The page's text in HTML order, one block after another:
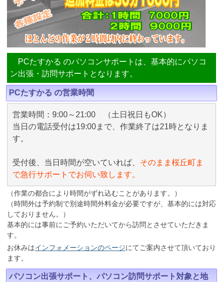
PCたすかる のパソコンサポートは、基本的にパソコ
ン出張・訪問サポートとなります。
PCたすかる の営業時間
営業時間：9:00～21:00 （土日祝日もOK）
当日の電話受付は19:00まで、作業終了は21時となりま
す。
受付後、当日時間が空いていれば、 そのまま桜丘町ま
で急行サポートでお伺い致します。
（作業の都合により時間がずれ込むことがあります。）
（時間外は予約制で別途時間外料金が必要ですが、基本的には対応
しておりません。）
基本的には事前にご予約いただいてから訪問とさせていただきま
す。
お休みはインフォメーションのページにてご案内させて頂いており
ます。
パソコン出張サポート、パソコン訪問サポート対象と地